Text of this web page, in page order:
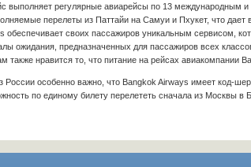
выполняет регулярные авиарейсы по 13 международным
перелеты из Паттайи на Самуи и Пхукет, что дает
обеспечивает своих пассажиров уникальным сервисом,
ожидания, предназначенных для пассажиров всех
также нравится то, что питание на рейсах авиакомпании
России особенно важно, что Bangkok Airways имеет код-
по единому билету перелететь сначала из Москвы в